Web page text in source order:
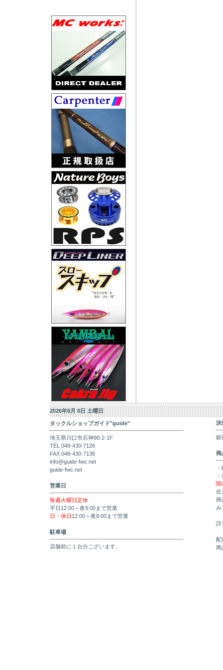
2026年8月 8日 土曜日
タックルショップガイド"guide"
埼玉県川口市石神90-2-1F
TEL 048-430-7126
FAX 048-430-7136
info@guide-fwc.net
guide-fwc.net
営業日
毎週火曜日定休
平日12:00～夜9:00まで営業
日・休日 12:00～夜8:00まで営業
駐車場
店舗前に１台分ございます。
決
銀
商
関
佐
商
み
詳
配
商